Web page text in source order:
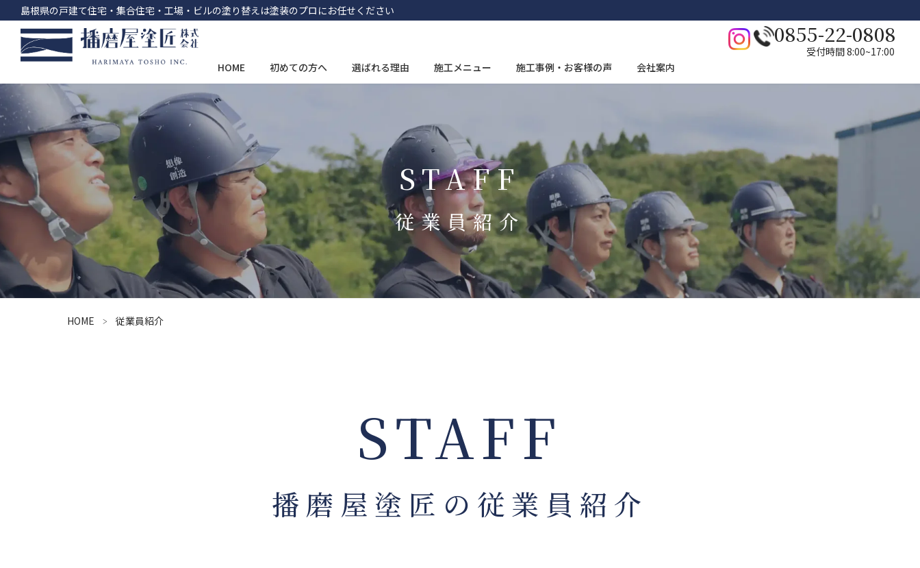
ン
テ
ン
へ
ス
キ
ビ
ゲ
ー
ョ
ン
に
島根県の戸建て住宅・集合住宅・工場・ビルの塗り替えは塗装のプロにお任せください
HOME 初めての方へ 選ばれる理由 施工メニュー 施工事例・お客様の声 会社案内
0855-22-0808
受付時間 8:00~17:00
STAFF
従業員紹介
HOME 従業員紹介
STAFF
播磨屋塗匠の従業員紹介